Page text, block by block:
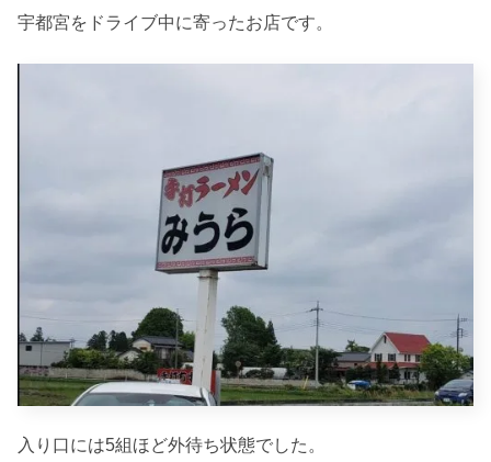
宇都宮をドライブ中に寄ったお店です。
入り口には5組ほど外待ち状態でした。